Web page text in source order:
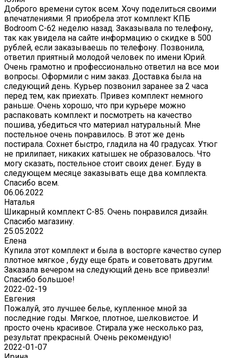
Доброго времени суток всем. Хочу поделиться своими
впечатлениями. Я приобрела этот комплект КПБ
Bodroom C-62 неделю назад. Заказывала по телефону,
так как увидела на сайте информацию о скидке в 500
рублей, если заказываешь по телефону. Позвонила,
ответил приятный молодой человек по имени Юрий.
Очень грамотно и профессионально ответил на все мои
вопросы. Оформили с ним заказ. Доставка была на
следующий день. Курьер позвонил заранее за 2 часа
перед тем, как приехать. Привез комплект немного
раньше. Очень хорошо, что при курьере можно
распаковать комплект и посмотреть на качество
пошива, убедиться что материал натуральный. Мне
постельное очень понравилось. В этот же день
постирала. Сохнет быстро, гладила на 40 градусах. Утюг
не прилипает, никаких катышек не образовалось. Что
могу сказать, постельное стоит своих денег. Буду в
следующем месяце заказывать еще два комплекта.
Спасибо всем.
06.06.2022
Наталья
Шикарный комплект C-85. Очень понравился дизайн.
Спасибо магазину.
25.05.2022
Елена
Купила этот комплект и была в восторге качество супер
плотное мягкое , буду еще брать и советовать другим.
Заказала вечером на следующий день все привезли!
Спасибо большое!
2022-02-19
Евгения
Пожалуй, это лучшее белье, купленное мной за
последние годы. Мягкое, плотное, шелковистое. И
просто очень красивое. Стирала уже несколько раз,
результат прекрасный. Очень рекомендую!
2022-01-07